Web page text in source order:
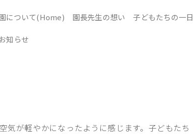
について(Home) 園長先生の想い 子どもたちの一日
お知らせ
気が軽やかになったように感じます。子どもたち